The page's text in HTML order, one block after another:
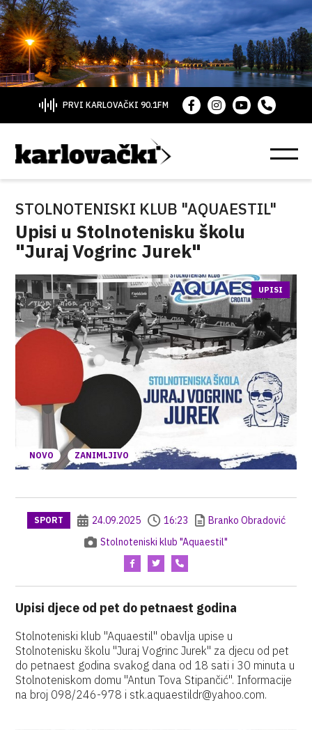
PRVI KARLOVAČKI 90.1FM
STOLNOTENISKI KLUB "AQUAESTIL"
Upisi u Stolnotenisku školu
"Juraj Vogrinc Jurek"
NOVO ZANIMLJIVO
UPISI
SPORT 24.09.2025 16:23
Branko Obradović
Stolnoteniski klub "Aquaestil"
Upisi djece od pet do petnaest godina
Stolnoteniski klub "Aquaestil" obavlja upise u
Stolnotenisku školu "Juraj Vogrinc Jurek" za djecu od pet
do petnaest godina svakog dana od 18 sati i 30 minuta u
Stolnoteniskom domu "Antun Tova Stipančić". Informacije
na broj 098/246-978 i stk.aquaestildr@yahoo.com.